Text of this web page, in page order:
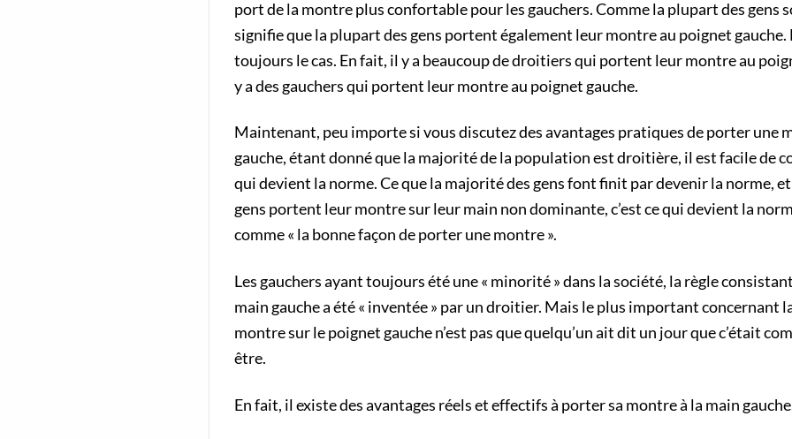
port de la montre plus confortable pour les gauchers. Comme la plupart des gens
signifie que la plupart des gens portent également leur montre au poignet gauche.
toujours le cas. En fait, il y a beaucoup de droitiers qui portent leur montre au
y a des gauchers qui portent leur montre au poignet gauche.
Maintenant, peu importe si vous discutez des avantages pratiques de porter une
gauche, étant donné que la majorité de la population est droitière, il est facile de
qui devient la norme. Ce que la majorité des gens font finit par devenir la norme,
gens portent leur montre sur leur main non dominante, c’est ce qui devient la
comme « la bonne façon de porter une montre ».
Les gauchers ayant toujours été une « minorité » dans la société, la règle
main gauche a été « inventée » par un droitier. Mais le plus important concernant
montre sur le poignet gauche n’est pas que quelqu’un ait dit un jour que c’était
être.
En fait, il existe des avantages réels et effectifs à porter sa montre à la main